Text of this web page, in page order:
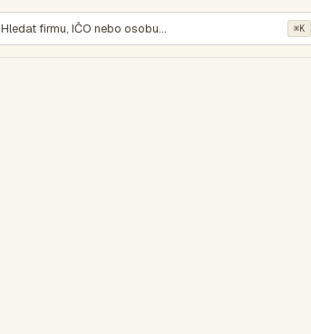
Hledat firmu, IČO nebo osobu… ⌘K